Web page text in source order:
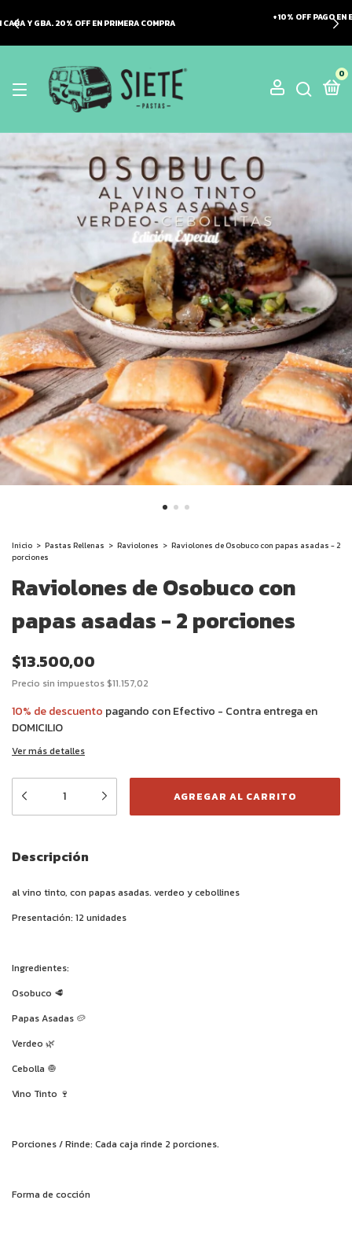
+10% OFF PAGO EN EFECTIVO EN PEDIDOS ONLINE CON ENTREGAS A
DOMICILIO
0
Inicio > Pastas Rellenas > Raviolones > Raviolones de Osobuco con papas asadas - 2
porciones
Raviolones de Osobuco con
papas asadas - 2 porciones
$13.500,00
Precio sin impuestos$11.157,02
10% de descuento pagando con Efectivo - Contra entrega en
DOMICILIO
Ver más detalles
Descripción
al vino tinto, con papas asadas. verdeo y cebollines
Presentación: 12 unidades
Ingredientes:
Osobuco 🥩
Papas Asadas 🥔
Verdeo 🌿
Cebolla 🧅
Vino Tinto 🍷
Porciones / Rinde: Cada caja rinde 2 porciones.
Forma de cocción